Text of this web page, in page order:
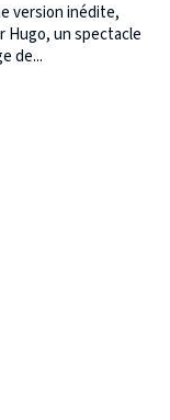
version inédite,
Hugo, un spectacle
de...